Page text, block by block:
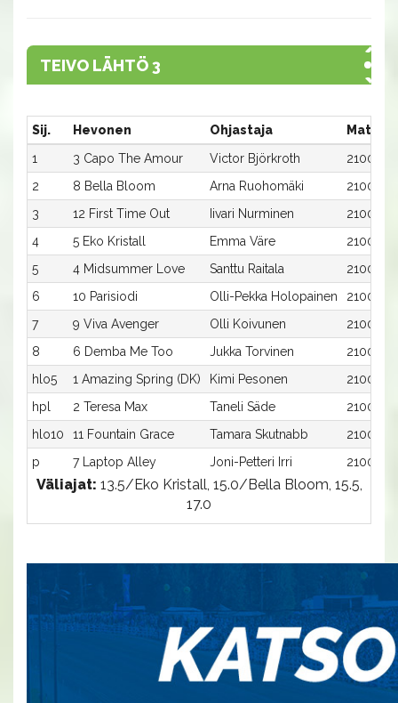
TEIVO LÄHTÖ 3
Sij. Hevonen Ohjastaja
1
3 Capo The Amour Victor Björkroth
2100:3
2
8 Bella Bloom Arna Ruohomäki
2100:8
3
12 First Time Out Iivari Nurminen
2100:12
4
5 Eko Kristall Emma Väre
2100:5
5
4 Midsummer Love Santtu Raitala
2100:4
6
10 Parisiodi Olli-Pekka Holopainen
2100:10
7
9 Viva Avenger Olli Koivunen
2100:9
8
6 Demba Me Too Jukka Torvinen
2100:6
hlo5
1 Amazing Spring (DK) Kimi Pesonen
2100:1
hpl
2 Teresa Max Taneli Säde
2100:2
hlo10
11 Fountain Grace Tamara Skutnabb
2100:11
p
7 Laptop Alley Joni-Petteri Irri 2100:7
Väliajat: 13.5/Eko Kristall, 15.0/Bella Bloom, 15.5,
17.0